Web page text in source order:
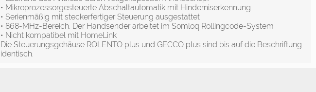
• Mikroprozessorgesteuerte Abschaltautomatik mit Hinderniserkennung
• Serienmäßig mit steckerfertiger Steuerung ausgestattet
• 868-MHz-Bereich. Der Handsender arbeitet im Somloq Rollingcode-System
• Nicht kompatibel mit HomeLink
Die Steuerungsgehäuse ROLENTO plus und GECCO plus sind bis auf die Beschriftung
identisch.